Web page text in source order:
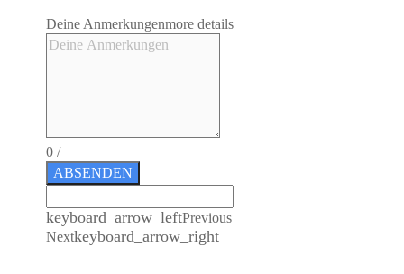
Deine Anmerkungenmore details
0 /
ABSENDEN
keyboard_arrow_leftPrevious
Nextkeyboard_arrow_right